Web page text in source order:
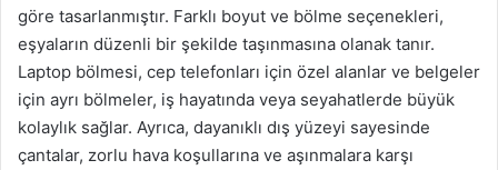
göre tasarlanmıştır. Farklı boyut ve bölme seçenekleri,
eşyaların düzenli bir şekilde taşınmasına olanak tanır.
Laptop bölmesi, cep telefonları için özel alanlar ve belgeler
için ayrı bölmeler, iş hayatında veya seyahatlerde büyük
kolaylık sağlar. Ayrıca, dayanıklı dış yüzeyi sayesinde
çantalar, zorlu hava koşullarına ve aşınmalara karşı